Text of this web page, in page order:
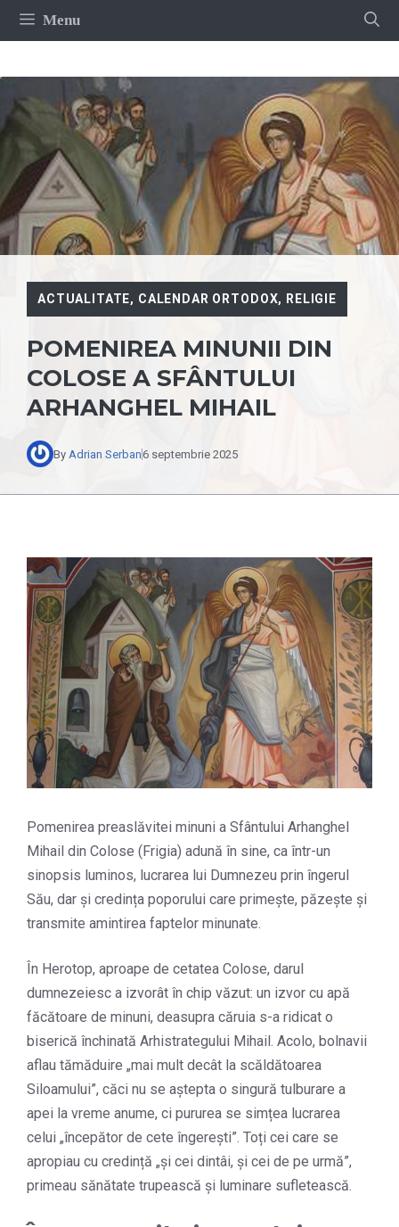
Sari
Menu
ACTUALITATE, CALENDAR ORTODOX, RELIGIE
POMENIREA MINUNII DIN
COLOSE A SFÂNTULUI
ARHANGHEL MIHAIL
By Adrian Serban6 septembrie 2025
Pomenirea preaslăvitei minuni a Sfântului Arhanghel
Mihail din Colose (Frigia) adună în sine, ca într-un
sinopsis luminos, lucrarea lui Dumnezeu prin îngerul
Său, dar și credința poporului care primește, păzește și
transmite amintirea faptelor minunate.
În Herotop, aproape de cetatea Colose, darul
dumnezeiesc a izvorât în chip văzut: un izvor cu apă
făcătoare de minuni, deasupra căruia s-a ridicat o
biserică închinată Arhistrategului Mihail. Acolo, bolnavii
aflau tămăduire „mai mult decât la scăldătoarea
Siloamului”, căci nu se aștepta o singură tulburare a
apei la vreme anume, ci pururea se simțea lucrarea
celui „începător de cete îngerești”. Toți cei care se
apropiau cu credință „și cei dintâi, și cei de pe urmă”,
primeau sănătate trupească și luminare sufletească.